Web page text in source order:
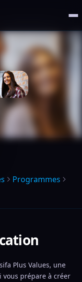
Programmes
Plus Values, une
prépare à créer